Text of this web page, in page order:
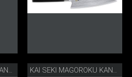
KAI SEKI MAGOROKU KANAME 12 CM KAI SEKI MAGOROKU KANAME 15 CM